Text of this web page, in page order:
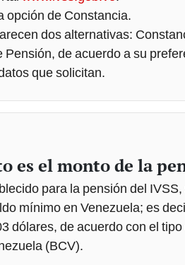
opción de Constancia.
dos alternativas:
Pensión, de acuerdo a su
que solicitan.
es el monto de la
para la pensión del
mínimo en Venezuela; es
dólares, de acuerdo con el
(BCV).